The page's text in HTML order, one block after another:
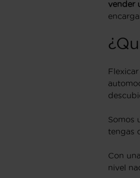
vender
Somos
tengas
Con
nivel